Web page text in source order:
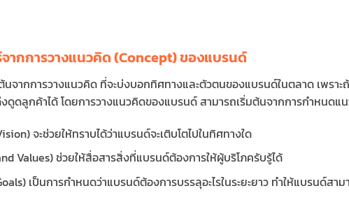
ากการวางแนวคิด (Concept) ของแบรนด์
จากการวางแนวคิด ที่จะบ่งบอกทิศทางและตัวตนของแบรนด์ในตลาด เพร
ดูดลูกค้าได้ โดยการวางแนวคิดของแบรนด์ สามารถเริ่มต้นจากการกำหนดแ
จะช่วยให้ทราบได้ว่าแบรนด์จะเติบโตไปในทิศทางใด
Values) ช่วยให้สื่อสารสิ่งที่แบรนด์ต้องการให้ผู้บริโภครับรู้ได้
เป็นการกำหนดว่าแบรนด์ต้องการบรรลุอะไรในระยะยาว ทำให้แบรนด์สา